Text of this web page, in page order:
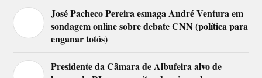
José Pacheco Pereira esmaga André Ventura em
sondagem online sobre debate CNN (política para
enganar totós)
Presidente da Câmara de Albufeira alvo de